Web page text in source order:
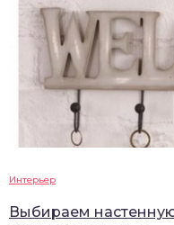
Интерьер
Выбираем